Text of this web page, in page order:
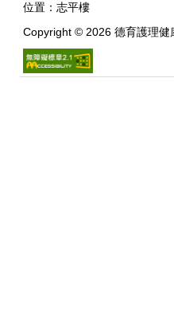
位置：志平樓
Copyright © 2026 德育護理健